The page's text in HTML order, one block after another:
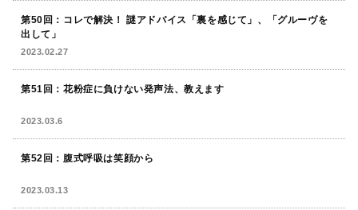
第50回：コレで解決！ 謎アドバイス「裏を感じて」、「グルーヴを
出して」
2023.02.27
第51回：花粉症に負けない発声法、教えます
2023.03.6
第52回：腹式呼吸は笑顔から
2023.03.13